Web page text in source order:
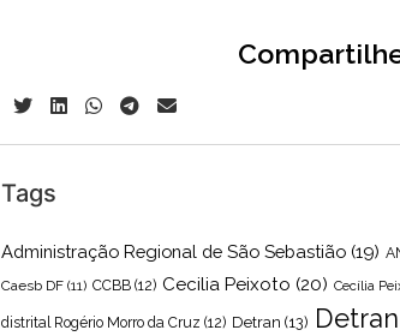
Tags
Administração Regional de São Sebastião (19)
Caesb DF (11) CCBB (12) Cecilia Peixoto (20) Cecília
distrital Rogério Morro da Cruz (12) Detran (13)